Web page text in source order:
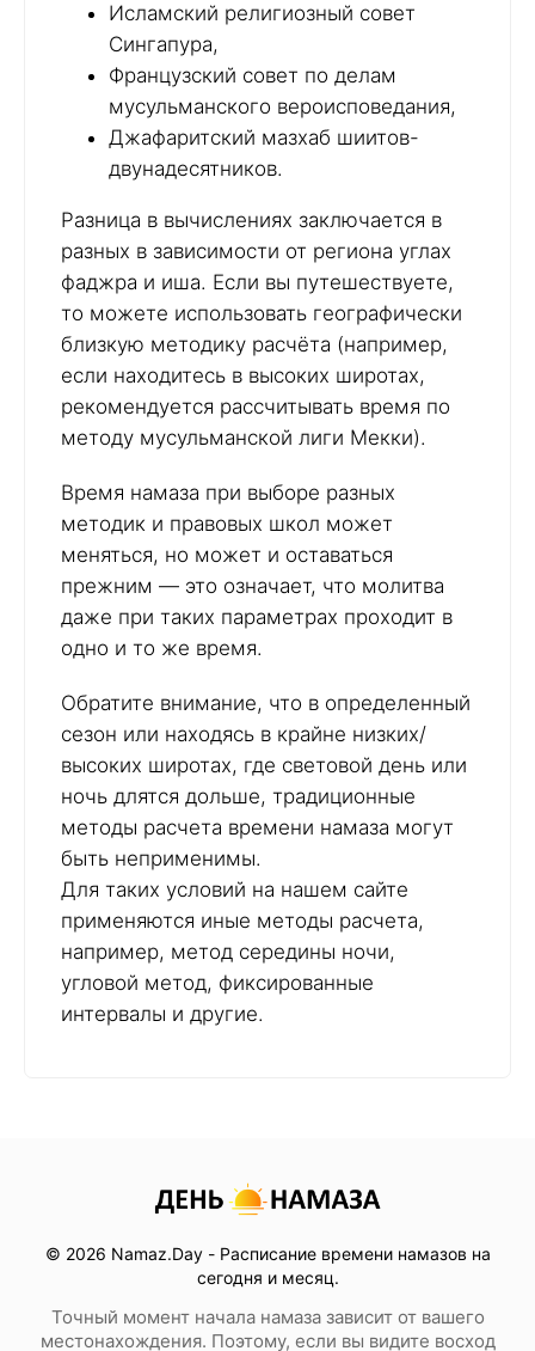
Исламский религиозный совет
Сингапура,
Французский совет по делам
мусульманского вероисповедания,
Джафаритский мазхаб шиитов-
двунадесятников.
Разница в вычислениях заключается в
разных в зависимости от региона углах
фаджра и иша. Если вы путешествуете,
то можете использовать географически
близкую методику расчёта (например,
если находитесь в высоких широтах,
рекомендуется рассчитывать время по
методу мусульманской лиги Мекки).
Время намаза при выборе разных
методик и правовых школ может
меняться, но может и оставаться
прежним — это означает, что молитва
даже при таких параметрах проходит в
одно и то же время.
Обратите внимание, что в определенный
сезон или находясь в крайне низких/
высоких широтах, где световой день или
ночь длятся дольше, традиционные
методы расчета времени намаза могут
быть неприменимы.
Для таких условий на нашем сайте
применяются иные методы расчета,
например, метод середины ночи,
угловой метод, фиксированные
интервалы и другие.
© 2026 Namaz.Day - Расписание времени намазов на
сегодня и месяц.
Точный момент начала намаза зависит от вашего
местонахождения. Поэтому, если вы видите восход